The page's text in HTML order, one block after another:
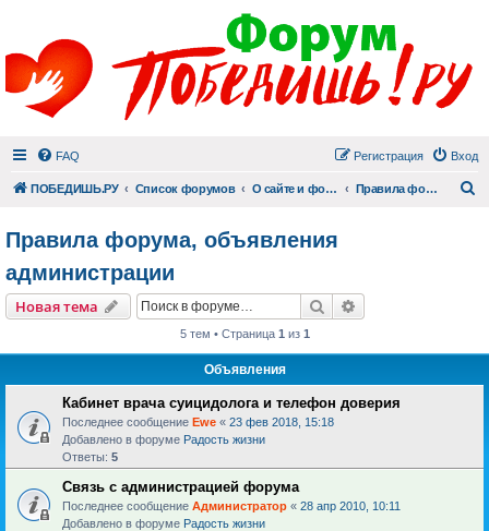
FAQ Вход
Регистрация
ПОБЕДИШЬ.РУ Список форумов О сайте и форуме Правила форума, объявления администрации
Правила форума, объявления
администрации
Новая тема Поиск
5 тем • Страница 1 из 1
Объявления
Кабинет врача суицидолога и телефон доверия
Последнее сообщение Ewe « 23 фев 2018, 15:18
Добавлено в форуме Радость жизни
Ответы: 5
Связь с администрацией форума
Последнее сообщение Администратор « 28 апр 2010, 10:11
Добавлено в форуме Радость жизни